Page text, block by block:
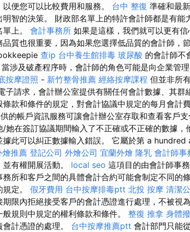
便您可以比較費用和服務。 台中 整復 準確和最
智的決策。 財政部名單上的特許會計師都是有能
上。 會計事務所 如果是這樣，我們就可以更有信
質也很重要，因為如果您選擇低品質的會計師，
查ip 台中養生館排毒 玻尿酸 的會計師不
當涉及破產程序時，會計師的角色可能是向企業管
按摩證照 - 新竹整骨推薦 經絡按摩課程 但並非所
子請求，會計辦公室提供有關任何會計數據、其群
款和條件的規定，對會計協議中規定的每月會計
的帳戶資訊服務可讓會計辦公室存取和查看客戶
她在簽訂協議期間輸入了不正確或不正確的數據，
據此可以糾正數據輸入錯誤。 它屬於第 a
燴推薦 登記公司 外燴公司 宜蘭外燴 隆乳 會計師事
有權開展活動。 local seo 這項目的由會計師事
所和客戶之間的具體會計合約可能會制定不同的
定。 假牙費用 台中按摩排毒ptt 北投 按摩 清潔
限內拒絕接受客戶的會計憑證進行處理，不被視
規則中規定的權利條款和條件。 整復 推拿 身體
計憑證的處理。 台中按摩推薦ptt 會計部門只能